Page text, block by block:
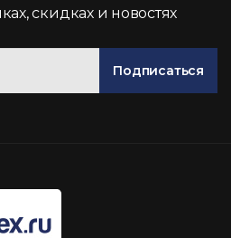
скидках и новостях
Подписаться